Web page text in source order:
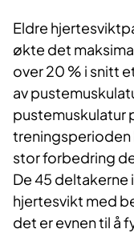
Eldre
økte det
over 20 % i snitt
av
pustemuskulatur
treningsperioden
stor forbedring
De 45 deltakerne
hjertesvikt med
det er evnen til å